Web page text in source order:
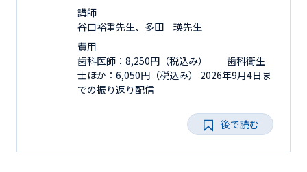
講師
谷口裕重先生、多田 瑛先生
費用
歯科医師：8,250円（税込み） 歯科衛生
士ほか：6,050円（税込み） 2026年9月4日ま
での振り返り配信
後で読む